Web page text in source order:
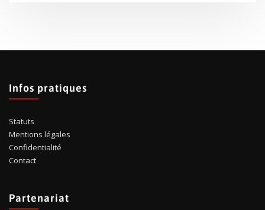
Infos pratiques
Statuts
Mentions légales
Confidentialité
Contact
Partenariat